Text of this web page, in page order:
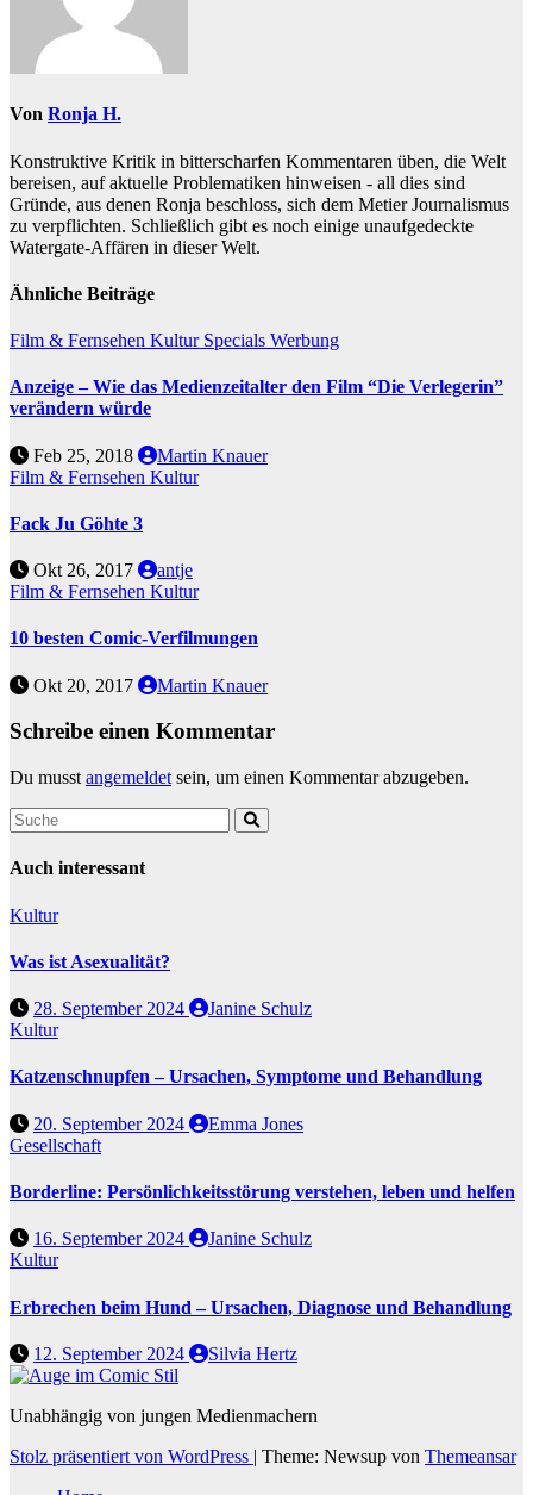
Von Ronja H.
Konstruktive Kritik in bitterscharfen Kommentaren üben, die Welt
bereisen, auf aktuelle Problematiken hinweisen - all dies sind
Gründe, aus denen Ronja beschloss, sich dem Metier Journalismus
zu verpflichten. Schließlich gibt es noch einige unaufgedeckte
Watergate-Affären in dieser Welt.
Ähnliche Beiträge
Film & Fernsehen Kultur Specials Werbung
Anzeige – Wie das Medienzeitalter den Film “Die Verlegerin”
verändern würde
Feb 25, 2018
Martin Knauer
Film & Fernsehen Kultur
Fack Ju Göhte 3
Okt 26, 2017
antje
Film & Fernsehen Kultur
10 besten Comic-Verfilmungen
Okt 20, 2017 Martin Knauer
Schreibe einen Kommentar
Du musst angemeldet sein, um einen Kommentar abzugeben.
Auch interessant
Kultur
Was ist Asexualität?
28. September 2024
Janine Schulz
Kultur
Katzenschnupfen – Ursachen, Symptome und Behandlung
20. September 2024
Emma Jones
Gesellschaft
Borderline: Persönlichkeitsstörung verstehen, leben und helfen
16. September 2024
Janine Schulz
Kultur
Erbrechen beim Hund – Ursachen, Diagnose und Behandlung
12. September 2024 Silvia Hertz
Unabhängig von jungen Medienmachern
Stolz präsentiert von WordPress | Theme: Newsup von Themeansar